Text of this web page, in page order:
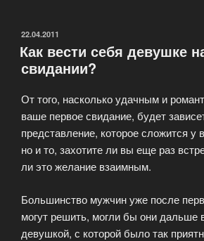
женщин
своими
ОПУБЛИКОВАНО
22.04.2011
Как вести себя девушке
свидании?
От того, насколько удачным и
ваше первое свидание, будет
представление, которое сложится у
но и то, захотите ли вы еще раз
ли это желание взаимным.
Большинство мужчин уже после
могут решить, могли бы они дальше
девушкой, с которой было так